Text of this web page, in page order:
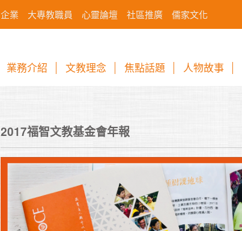
企業 大專教職員 心靈論壇 社區推廣 儒家文化
業務介紹 文教理念 焦點話題 人物故事
2017福智文教基金會年報